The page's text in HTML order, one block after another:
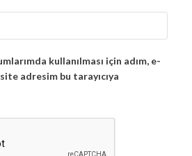
kullanılması için adım, e-
adresim bu tarayıcıya